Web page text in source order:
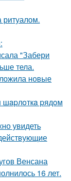
ритуалом.
"Забери
тела.
новые
шapлoткa pядoм
увидеть
Венсана
16 лет.